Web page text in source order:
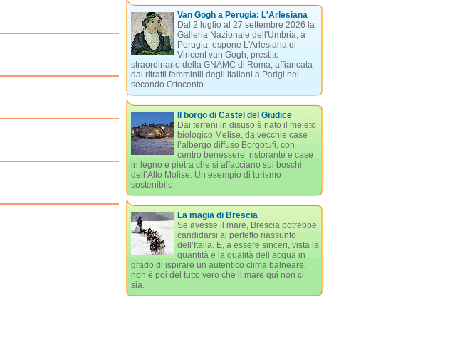
Van Gogh a Perugia: L'Arlesiana
Dal 2 luglio al 27 settembre 2026 la
Galleria Nazionale dell'Umbria, a
Perugia, espone L'Arlesiana di
Vincent van Gogh, prestito
straordinario della GNAMC di Roma, affiancata
dai ritratti femminili degli italiani a Parigi nel
secondo Ottocento.
Il borgo di Castel del Giudice
Dai terreni in disuso è nato il meleto
biologico Melise, da vecchie case
l’albergo diffuso Borgotufi, con
centro benessere, ristorante e case
in legno e pietra che si affacciano sui boschi
dell’Alto Molise. Un esempio di turismo
sostenibile.
La magia di Brescia
Se avesse il mare, Brescia potrebbe
candidarsi al perfetto riassunto
dell’Italia. E, a essere sinceri, vista la
quantità e la qualità dell’acqua in
grado di ispirare un autentico clima balneare,
non è poi del tutto vero che il mare qui non ci
sia.